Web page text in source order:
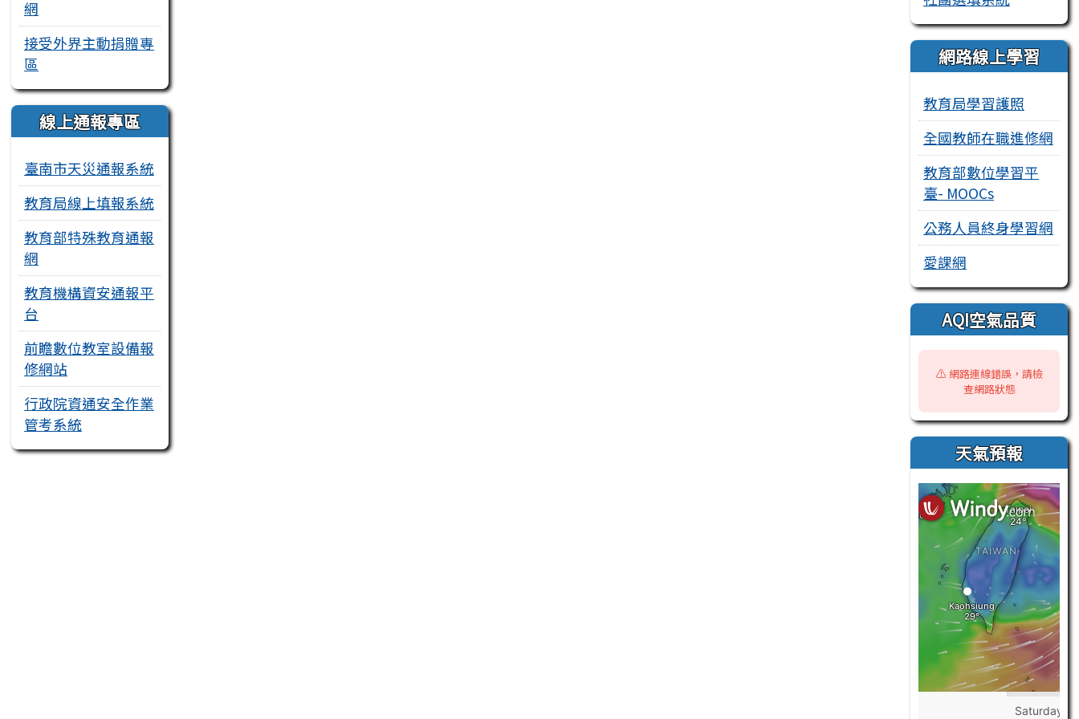
網
接受外界主動捐贈專
區
線上通報專區
臺南市天災通報系統
教育局線上填報系統
教育部特殊教育通報
網
教育機構資安通報平
台
前瞻數位教室設備報
修網站
行政院資通安全作業
管考系統
網路線上學習
教育局學習護照
全國教師在職進修網
教育部數位學習平
臺- MOOCs
公務人員終身學習網
愛課網
AQI空氣品質
⚠️ 網路連線錯誤，請檢
查網路狀態
天氣預報